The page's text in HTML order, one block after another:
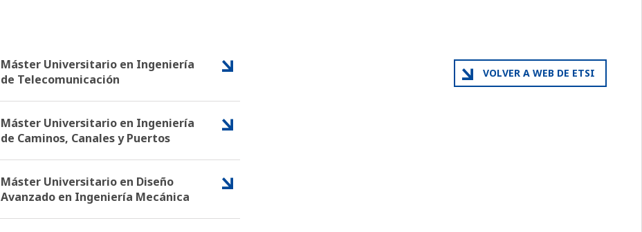
Máster Universitario en Ingeniería
de Telecomunicación
Máster Universitario en Ingeniería
de Caminos, Canales y Puertos
Máster Universitario en Diseño
Avanzado en Ingeniería Mecánica
VOLVER A WEB DE ETSI